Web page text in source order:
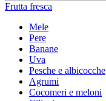
Frutta fresca
Mele
Pere
Banane
Uva
Pesche e albicocche
Agrumi
Cocomeri e meloni